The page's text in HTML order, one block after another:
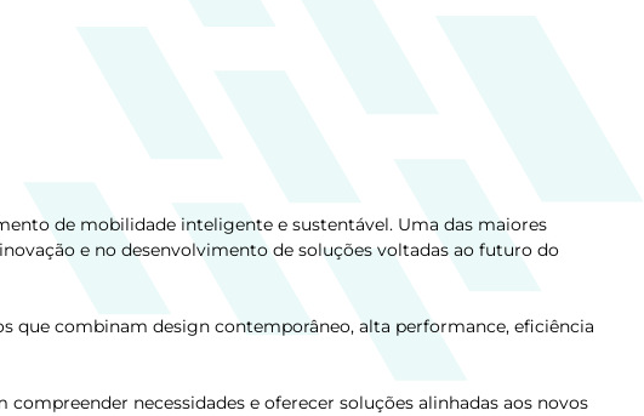
de mobilidade inteligente e sustentável. Uma das maiores
e no desenvolvimento de soluções voltadas ao futuro do
que combinam design contemporâneo, alta performance, eficiência
necessidades e oferecer soluções alinhadas aos novos